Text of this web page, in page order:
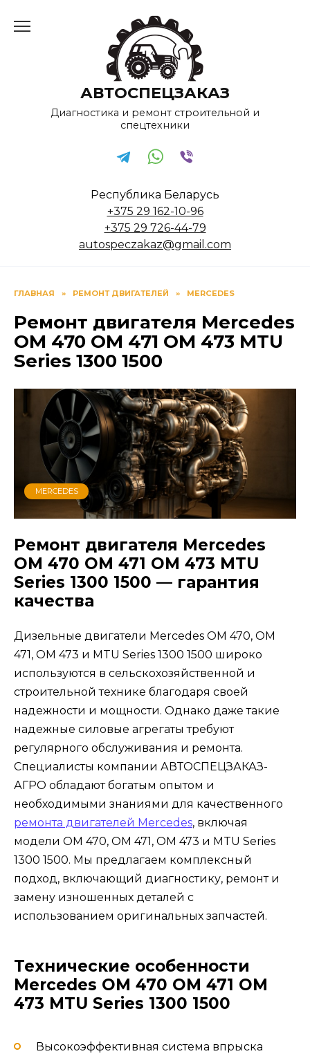
АВТОСПЕЦЗАКАЗ
Диагностика и ремонт строительной и
спецтехники
Республика Беларусь
+375 29 162-10-96
+375 29 726-44-79
autospeczakaz@gmail.com
ГЛАВНАЯ » РЕМОНТ ДВИГАТЕЛЕЙ » MERCEDES
Ремонт двигателя Mercedes
OM 470 OM 471 OM 473 MTU
Series 1300 1500
MERCEDES
Ремонт двигателя Mercedes
OM 470 OM 471 OM 473 MTU
Series 1300 1500 — гарантия
качества
Дизельные двигатели Mercedes OM 470, OM
471, OM 473 и MTU Series 1300 1500 широко
используются в сельскохозяйственной и
строительной технике благодаря своей
надежности и мощности. Однако даже такие
надежные силовые агрегаты требуют
регулярного обслуживания и ремонта.
Специалисты компании АВТОСПЕЦЗАКАЗ-
АГРО обладают богатым опытом и
необходимыми знаниями для качественного
ремонта двигателей Mercedes, включая
модели OM 470, OM 471, OM 473 и MTU Series
1300 1500. Мы предлагаем комплексный
подход, включающий диагностику, ремонт и
замену изношенных деталей с
использованием оригинальных запчастей.
Технические особенности
Mercedes OM 470 OM 471 OM
473 MTU Series 1300 1500
Высокоэффективная система впрыска